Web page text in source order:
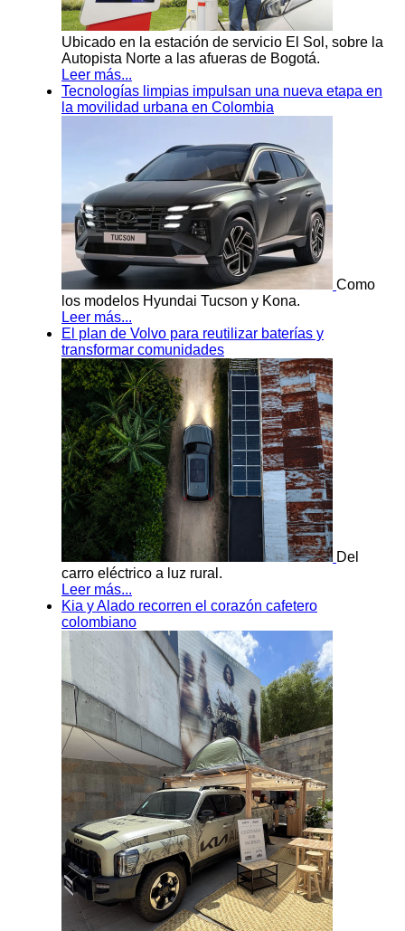
Ubicado en la estación de servicio El Sol, sobre la
Autopista Norte a las afueras de Bogotá.
Leer más...
Tecnologías limpias impulsan una nueva etapa en
la movilidad urbana en Colombia
Como
los modelos Hyundai Tucson y Kona.
Leer más...
El plan de Volvo para reutilizar baterías y
transformar comunidades
Del
carro eléctrico a luz rural.
Leer más...
Kia y Alado recorren el corazón cafetero
colombiano